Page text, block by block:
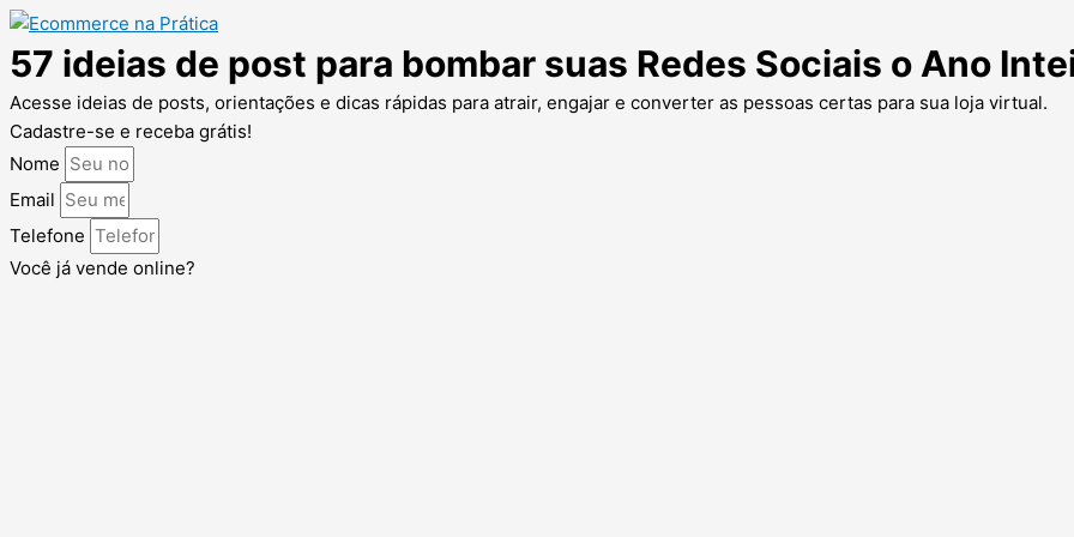
57 ideias de post para bombar suas Redes Sociais o Ano
Acesse ideias de posts, orientações e dicas rápidas para atrair, engajar e converter as pessoas certas para sua loja virtual.
Cadastre-se e receba grátis!
Nome
Email
Telefone
Você já vende online?